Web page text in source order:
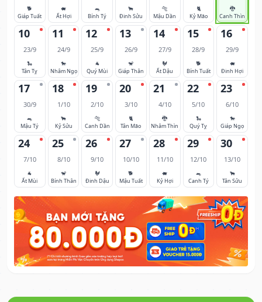
🐕
Giáp Tuất
🐖
Ất Hợi
🐀
Bính Tý
🐂
Đinh Sửu
🐅
Mậu Dần
🐈
Kỷ Mão
🐉
Canh Thìn
10
23/9
🐍
Tân Tỵ
11
24/9
🐎
Nhâm Ngọ
12
25/9
🐐
Quý Mùi
13
26/9
🐒
Giáp Thân
14
27/9
🐓
Ất Dậu
15
28/9
🐕
Bính Tuất
16
29/9
🐖
Đinh Hợi
17
30/9
🐀
Mậu Tý
18
1/10
🐂
Kỷ Sửu
19
2/10
🐅
Canh Dần
20
3/10
🐈
Tân Mão
21
4/10
🐉
Nhâm Thìn
22
5/10
🐍
Quý Tỵ
23
6/10
🐎
Giáp Ngọ
24
7/10
🐐
Ất Mùi
25
8/10
🐒
Bính Thân
26
9/10
🐓
Đinh Dậu
27
10/10
🐕
Mậu Tuất
28
11/10
🐖
Kỷ Hợi
29
12/10
🐀
Canh Tý
30
13/10
🐂
Tân Sửu